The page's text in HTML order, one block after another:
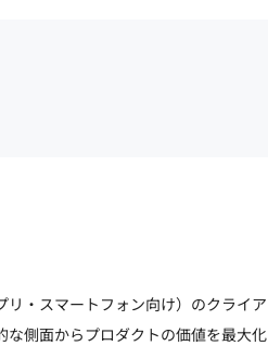
リ・スマートフォン向け）のクライア
な側面からプロダクトの価値を最大化